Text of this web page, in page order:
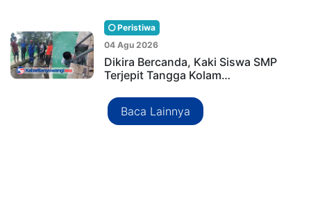
Peristiwa
04 Agu 2026
Dikira Bercanda, Kaki Siswa SMP
Terjepit Tangga Kolam…
Baca Lainnya